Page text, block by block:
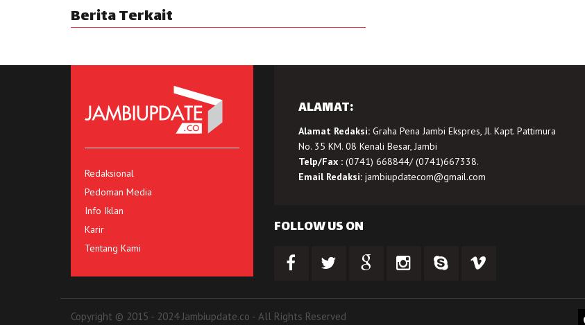
Berita Terkait
Redaksional
Pedoman Media
Info Iklan
Karir
Tentang Kami
ALAMAT:
Alamat Redaksi:Graha Pena Jambi Ekspres, Jl. Kapt. Pattimura
No. 35 KM. 08 Kenali Besar, Jambi
Telp/Fax :(0741) 668844/ (0741)667338.
Email Redaksi: jambiupdatecom@gmail.com
FOLLOW US ON
Copyright © 2015 - 2024 Jambiupdate.co - All Rights Reserved